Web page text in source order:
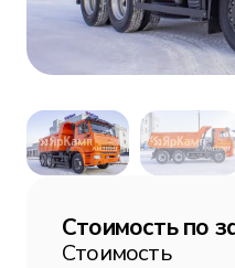
Стоимость по
Стоимость